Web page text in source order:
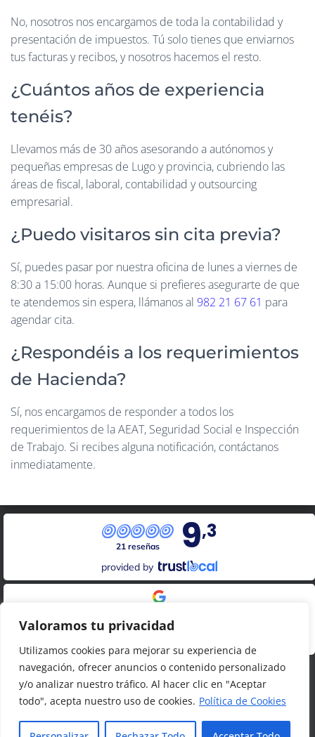
Valoramos tu privacidad
Utilizamos cookies para mejorar su experiencia de
navegación, ofrecer anuncios o contenido personalizado
y/o analizar nuestro tráfico. Al hacer clic en "Aceptar
todo", acepta nuestro uso de cookies. Política de Cookies
No, nosotros nos encargamos de toda la contabilidad y
presentación de impuestos. Tú solo tienes que enviarnos
tus facturas y recibos, y nosotros hacemos el resto.
¿Cuántos años de experiencia
tenéis?
Llevamos más de 30 años asesorando a autónomos y
pequeñas empresas de Lugo y provincia, cubriendo las
áreas de fiscal, laboral, contabilidad y outsourcing
empresarial.
¿Puedo visitaros sin cita previa?
Sí, puedes pasar por nuestra oficina de lunes a viernes de
8:30 a 15:00 horas. Aunque si prefieres asegurarte de que
te atendemos sin espera, llámanos al 982 21 67 61 para
agendar cita.
¿Respondéis a los requerimientos
de Hacienda?
Sí, nos encargamos de responder a todos los
requerimientos de la AEAT, Seguridad Social e Inspección
de Trabajo. Si recibes alguna notificación, contáctanos
inmediatamente.
21 reseñas 9,3
provided by
4.8
20 reseñas
LOPDGDD Y PRIVACIDAD DATOS LEGALES
Hestia | Desarrollado por ThemeIsle